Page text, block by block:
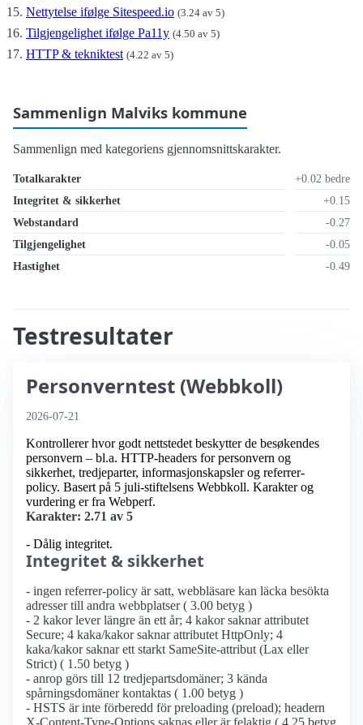
Nettytelse ifølge Sitespeed.io (3.24 av 5)
Tilgjengelighet ifølge Pa11y (4.50 av 5)
HTTP & tekniktest (4.22 av 5)
Sammenlign Malviks kommune
Sammenlign med kategoriens gjennomsnittskarakter.
Totalkarakter
+0.02 bedre
Integritet & sikkerhet
+0.15
Webstandard
-0.27
Tilgjengelighet
-0.05
Hastighet
-0.49
Testresultater
Personverntest (Webbkoll)
2026-07-21
Kontrollerer hvor godt nettstedet beskytter de besøkendes
personvern – bl.a. HTTP-headers for personvern og
sikkerhet, tredjeparter, informasjonskapsler og referrer-
policy. Basert på 5 juli-stiftelsens Webbkoll. Karakter og
vurdering er fra Webperf.
Karakter: 2.71 av 5
- Dålig integritet.
Integritet & sikkerhet
- ingen referrer-policy är satt, webbläsare kan läcka besökta
adresser till andra webbplatser ( 3.00 betyg )
- 2 kakor lever längre än ett år; 4 kakor saknar attributet
Secure; 4 kaka/kakor saknar attributet HttpOnly; 4
kaka/kakor saknar ett starkt SameSite-attribut (Lax eller
Strict) ( 1.50 betyg )
- anrop görs till 12 tredjepartsdomäner; 3 kända
spårningsdomäner kontaktas ( 1.00 betyg )
- HSTS är inte förberedd för preloading (preload); headern
X-Content-Type-Options saknas eller är felaktig ( 4.25 betyg